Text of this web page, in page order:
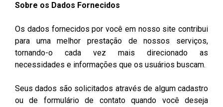
Sobre os Dados Fornecidos
Os dados fornecidos por você em nosso site contribui
para uma melhor prestação de nossos serviços,
tornando-o cada vez mais direcionado as
necessidades e informações que os usuários buscam.
Seus dados são solicitados através de algum cadastro
ou de formulário de contato quando você deseja